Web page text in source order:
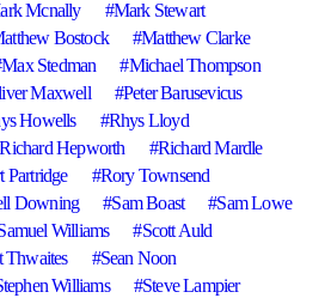
Mcnally
Mark Stewart
Bostock
Matthew Clarke
Max Stedman
Michael Thompson
Maxwell
Peter Barusevicus
Howells
Rhys Lloyd
Richard Hepworth
Richard Mardle
Partridge
Rory Townsend
Downing Sam Boast
Sam Lowe
Williams
Scott Auld
Thwaites
Sean Noon
Williams
Steve Lampier